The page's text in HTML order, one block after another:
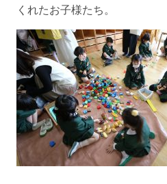
くれたお子様たち。